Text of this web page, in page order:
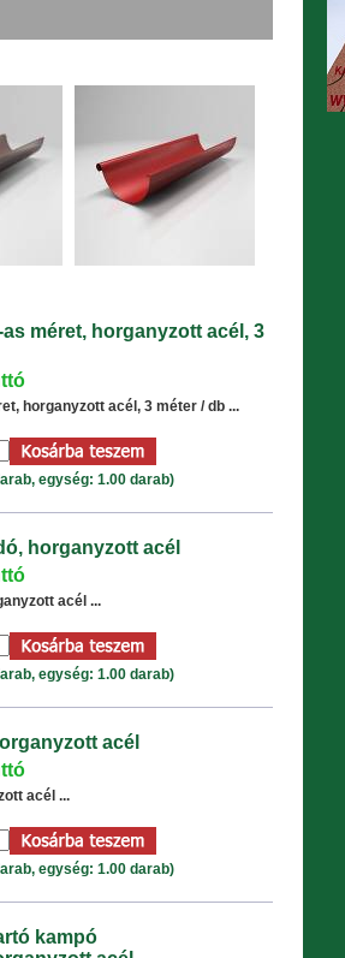
méret, horganyzott acél, 3
horganyzott acél, 3 méter / db ...
egység: 1.00 darab)
horganyzott acél
acél ...
egység: 1.00 darab)
acél
acél ...
egység: 1.00 darab)
kampó